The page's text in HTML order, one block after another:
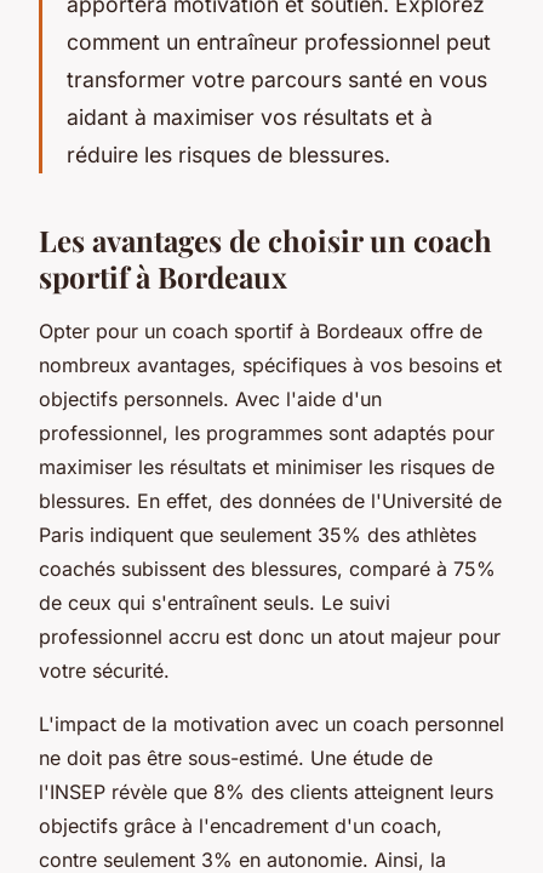
comment un entraîneur professionnel peut
transformer votre parcours santé en vous
aidant à maximiser vos résultats et à
réduire les risques de blessures.
Les avantages de choisir un coach
sportif à Bordeaux
Opter pour un coach sportif à Bordeaux offre de
nombreux avantages, spécifiques à vos besoins et
objectifs personnels. Avec l'aide d'un
professionnel, les programmes sont adaptés pour
maximiser les résultats et minimiser les risques de
blessures. En effet, des données de l'Université de
Paris indiquent que seulement 35% des athlètes
coachés subissent des blessures, comparé à 75%
de ceux qui s'entraînent seuls. Le suivi
professionnel accru est donc un atout majeur pour
votre sécurité.
L'impact de la motivation avec un coach personnel
ne doit pas être sous-estimé. Une étude de
l'INSEP révèle que 8% des clients atteignent leurs
objectifs grâce à l'encadrement d'un coach,
contre seulement 3% en autonomie. Ainsi, la